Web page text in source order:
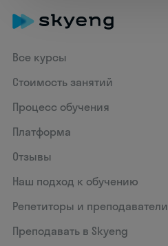
Все курсы
Стоимость занятий
Процесс обучения
Платформа
Отзывы
Наш подход к обучению
Репетиторы и преподаватели
Преподавать в Skyeng